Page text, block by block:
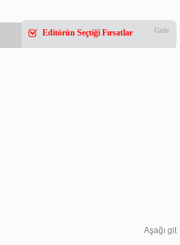
Editörün Seçtiği Fırsatlar Gizle
Aşağı git